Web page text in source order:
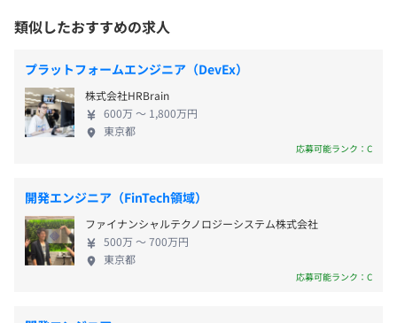
変更の範囲：全国の拠点（東京都、大阪府、北海道、宮城
受動喫煙防止措置に関する事項
屋内原則禁煙（喫煙室あり）
オフィスによっては喫煙室のある勤務先もある。またプロ
ジェクトにてお客様先で業務を行う場合はそのルールに従
昇給・昇格あり
※評価に基づく
無期雇用
類似したおすすめの求人
プラットフォームエンジニア（DevEx）
株式会社HRBrain
600万 〜 1,800万円
東京都
応募可能ランク：C
開発エンジニア（FinTech領域）
ファイナンシャルテクノロジーシステム株式会社
500万 〜 700万円
東京都
応募可能ランク：C